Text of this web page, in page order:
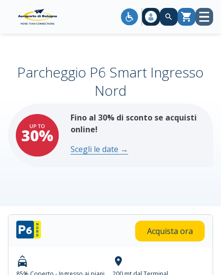
CarrelloApri
Parcheggio P6 Smart Ingresso
Nord
Fino al 30% di sconto se acquisti
online!
Scegli le date →
Acquista ora